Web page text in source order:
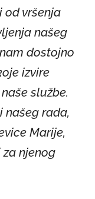
od vršenja
našeg
dostojno
izvire
službe.
našeg rada,
Marije,
njenog